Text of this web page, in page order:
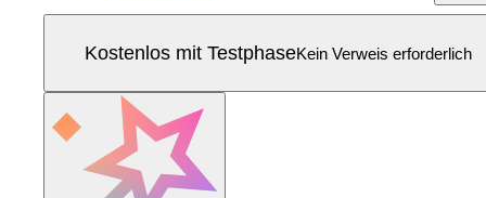
Kostenlos mit TestphaseKein Verweis erforderlich